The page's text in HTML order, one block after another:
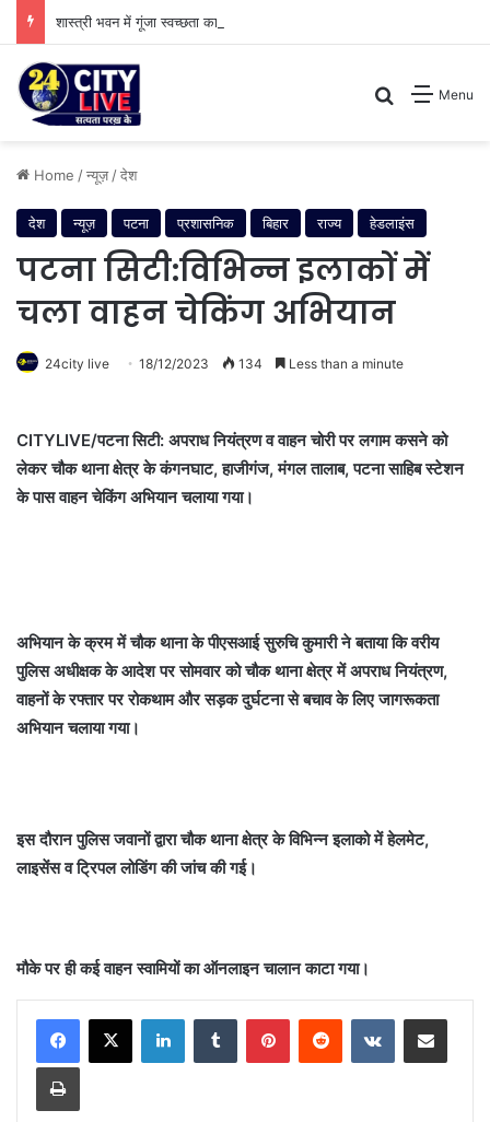
Menu
Search for
Home /न्यूज़ /देश
देश न्यूज़ पटना प्रशासनिक बिहार राज्य हेडलाइंस
पटना सिटी:विभिन्न इलाकों में
चला वाहन चेकिंग अभियान
24city live 18/12/2023 134 Less than a minute
CITYLIVE/पटना सिटी: अपराध नियंत्रण व वाहन चोरी पर लगाम कसने को
लेकर चौक थाना क्षेत्र के कंगनघाट, हाजीगंज, मंगल तालाब, पटना साहिब स्टेशन
के पास वाहन चेकिंग अभियान चलाया गया।
अभियान के क्रम में चौक थाना के पीएसआई सुरुचि कुमारी ने बताया कि वरीय
पुलिस अधीक्षक के आदेश पर सोमवार को चौक थाना क्षेत्र में अपराध नियंत्रण,
वाहनों के रफ्तार पर रोकथाम और सड़क दुर्घटना से बचाव के लिए जागरूकता
अभियान चलाया गया।
इस दौरान पुलिस जवानों द्वारा चौक थाना क्षेत्र के विभिन्न इलाको में हेलमेट,
लाइसेंस व ट्रिपल लोडिंग की जांच की गई।
मौके पर ही कई वाहन स्वामियों का ऑनलाइन चालान काटा गया।
LinkedInTumblr PinterestReddit VKontakteShare via Email
Print